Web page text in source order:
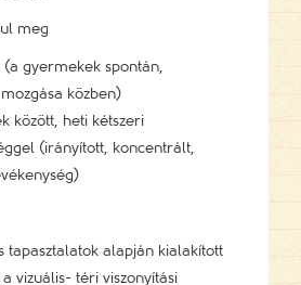
meg
(a gyermekek spontán,
közben)
között, heti kétszeri
(irányított, koncentrált,
tapasztalatok alapján kialakított
vizuális- téri viszonyítási